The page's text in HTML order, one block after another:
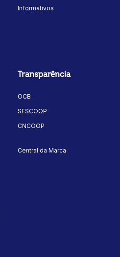
Informativos
Transparência
OCB
SESCOOP
CNCOOP
Central da Marca